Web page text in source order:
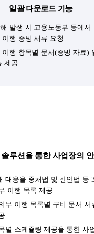
일괄 다운로드 기능
발생 시 고용노동부 등에서
이행 증빙 서류 요청
이행 항목별 문서(증빙 자료)
제공
루션을 통한 사업장의
대응을 중처법 및 산안법 등
이행 목록 제공
무 이행 목록별 구비 문서 서
별 스케쥴링 제공을 통한 사